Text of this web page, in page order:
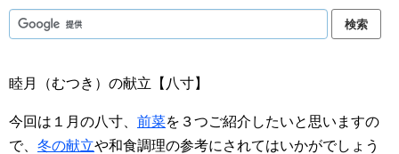
睦月（むつき）の献立【八寸】
今回は１月の八寸、 前菜を３つご紹介したいと思いますの
で、 冬の献立や和食調理の参考にされてはいかがでしょう